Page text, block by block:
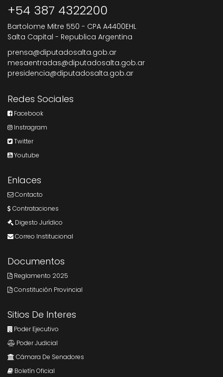
+54 387 4322200
Bartolome Mitre 550 - CPA A4400EHL
Salta Capital - Republica Argentina
prensa@diputadosalta.gob.ar
mesaentradas@diputadosalta.gob.ar
presidencia@diputadosalta.gob.ar
Redes Sociales
Facebook
Instragram
Twitter
Youtube
Enlaces
Contacto
Contrataciones
Digesto Jurídico
Correo Institucional
Documentos
Reglamento 2025
Constitución Provincial
Sitios De Interes
Poder Ejecutivo
Poder Judicial
Cámara De Senadores
Boletín Oficial